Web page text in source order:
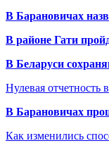
В Барановичах
В районе Гати
В Беларуси
Нулевая отчетность
В Барановичах
Как изменились